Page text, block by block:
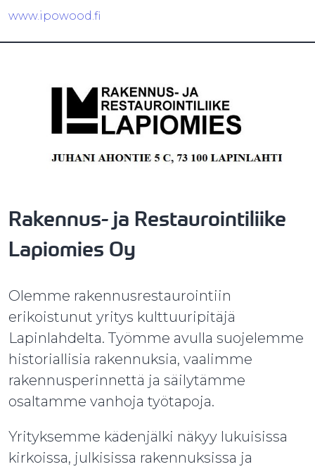
www.ipowood.fi
Rakennus- ja Restaurointiliike
Lapiomies Oy
Olemme rakennusrestaurointiin
erikoistunut yritys kulttuuripitäjä
Lapinlahdelta. Työmme avulla suojelemme
historiallisia rakennuksia, vaalimme
rakennusperinnettä ja säilytämme
osaltamme vanhoja työtapoja.
Yrityksemme kädenjälki näkyy lukuisissa
kirkoissa, julkisissa rakennuksissa ja